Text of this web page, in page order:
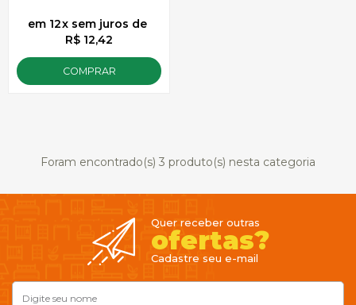
12x
de
R$ 12,42
sem juros
COMPRAR
Foram encontrado(s) 3 produto(s) nesta categoria
Quer receber outras
ofertas?
Cadastre seu e-mail